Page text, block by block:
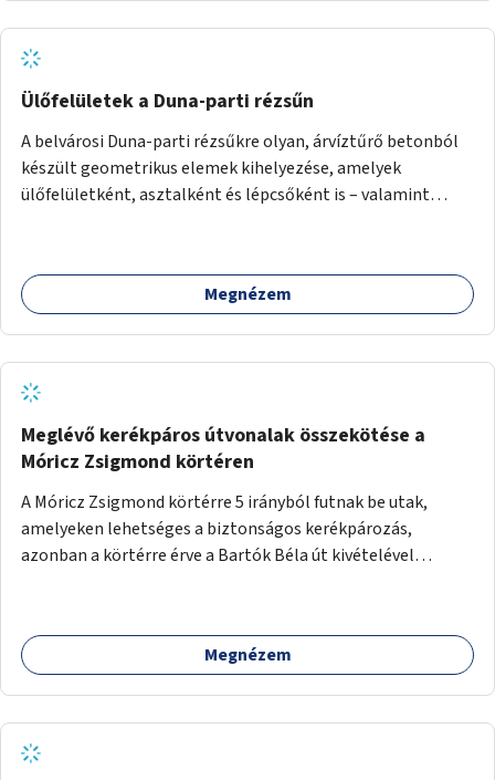
Ülőfelületek a Duna-parti rézsűn
A belvárosi Duna-parti rézsűkre olyan, árvíztűrő betonból
készült geometrikus elemek kihelyezése, amelyek
ülőfelületként, asztalként és lépcsőként is – valamint
Megnézem
Meglévő kerékpáros útvonalak összekötése a
Móricz Zsigmond körtéren
A Móricz Zsigmond körtérre 5 irányból futnak be utak,
amelyeken lehetséges a biztonságos kerékpározás,
azonban a körtérre érve a Bartók Béla út kivételével
Megnézem